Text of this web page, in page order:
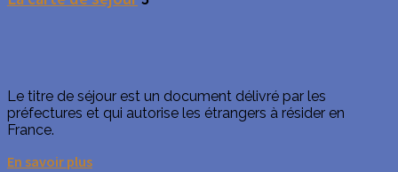
Le titre de séjour est un document délivré par les
préfectures et qui autorise les étrangers à résider en
France.
En savoir plus